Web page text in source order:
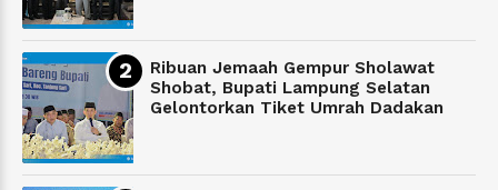
Ribuan Jemaah Gempur Sholawat
Shobat, Bupati Lampung Selatan
Gelontorkan Tiket Umrah Dadakan